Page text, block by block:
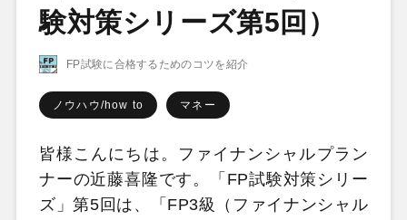
験対策シリーズ第5回）
FP試験に合格するためのコツを紹介
ノウハウ/how to マネー
皆様こんにちは。ファイナンシャルプラン
ナーの近藤喜隆です。「FP試験対策シリー
ズ」第5回は、「FP3級（ファイナンシャル